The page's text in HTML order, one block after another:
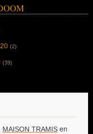
(2)
(39)
MAISON TRAMIS en